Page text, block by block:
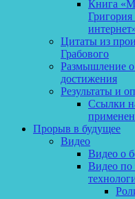
Книга
Григория
Цитаты из
Грабового
Размышление о
достижения
Результаты и
Ссылки
Прорыв в будущее
Видео
Видео о
Видео по